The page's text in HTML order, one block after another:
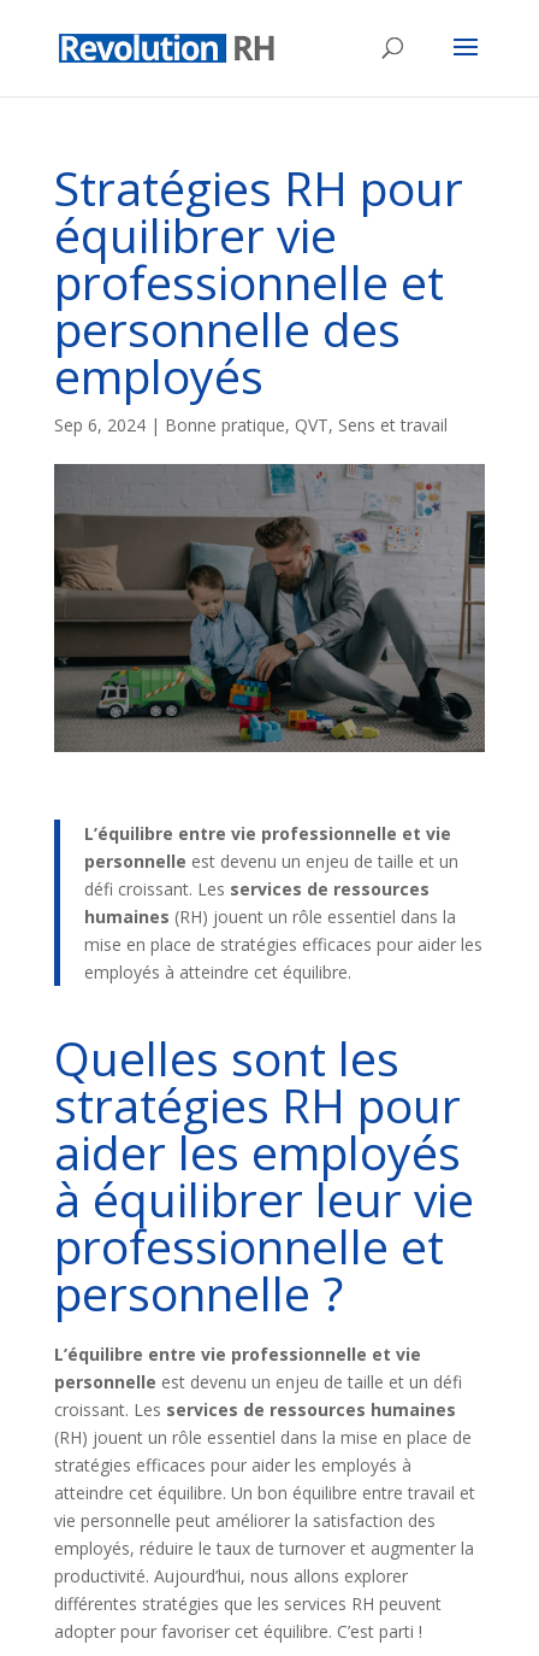
Stratégies RH pour
équilibrer vie
professionnelle et
personnelle des
employés
Sep 6, 2024| Bonne pratique, QVT, Sens et travail
L’équilibre entre vie professionnelle et vie
personnelle est devenu un enjeu de taille et un
défi croissant. Les services de ressources
humaines (RH) jouent un rôle essentiel dans la
mise en place de stratégies efficaces pour aider les
employés à atteindre cet équilibre.
Quelles sont les
stratégies RH pour
aider les employés
à équilibrer leur vie
professionnelle et
personnelle ?
L’équilibre entre vie professionnelle et vie
personnelle est devenu un enjeu de taille et un défi
croissant. Les services de ressources humaines
(RH) jouent un rôle essentiel dans la mise en place de
stratégies efficaces pour aider les employés à
atteindre cet équilibre. Un bon équilibre entre travail et
vie personnelle peut améliorer la satisfaction des
employés, réduire le taux de turnover et augmenter la
productivité. Aujourd’hui, nous allons explorer
différentes stratégies que les services RH peuvent
adopter pour favoriser cet équilibre. C’est parti !